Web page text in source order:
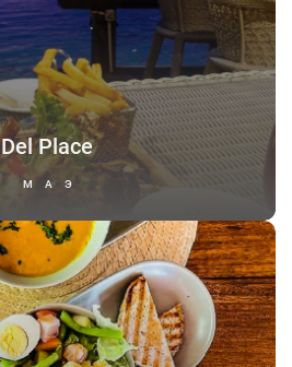
Del Place
МАЭ